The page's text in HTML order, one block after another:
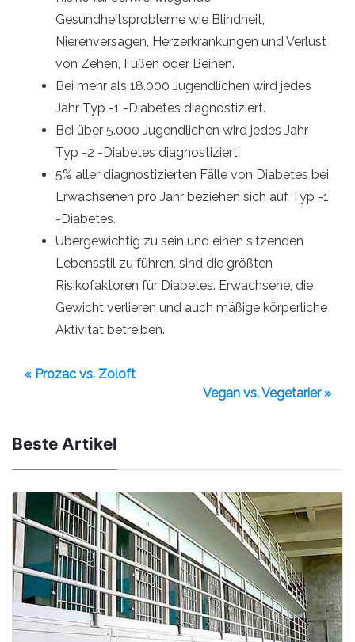
Gesundheitsprobleme wie Blindheit,
Nierenversagen, Herzerkrankungen und Verlust
von Zehen, Füßen oder Beinen.
Bei mehr als 18.000 Jugendlichen wird jedes
Jahr Typ -1 -Diabetes diagnostiziert.
Bei über 5.000 Jugendlichen wird jedes Jahr
Typ -2 -Diabetes diagnostiziert.
5% aller diagnostizierten Fälle von Diabetes bei
Erwachsenen pro Jahr beziehen sich auf Typ -1
-Diabetes.
Übergewichtig zu sein und einen sitzenden
Lebensstil zu führen, sind die größten
Risikofaktoren für Diabetes. Erwachsene, die
Gewicht verlieren und auch mäßige körperliche
Aktivität betreiben.
« Prozac vs. Zoloft
Vegan vs. Vegetarier »
Beste Artikel